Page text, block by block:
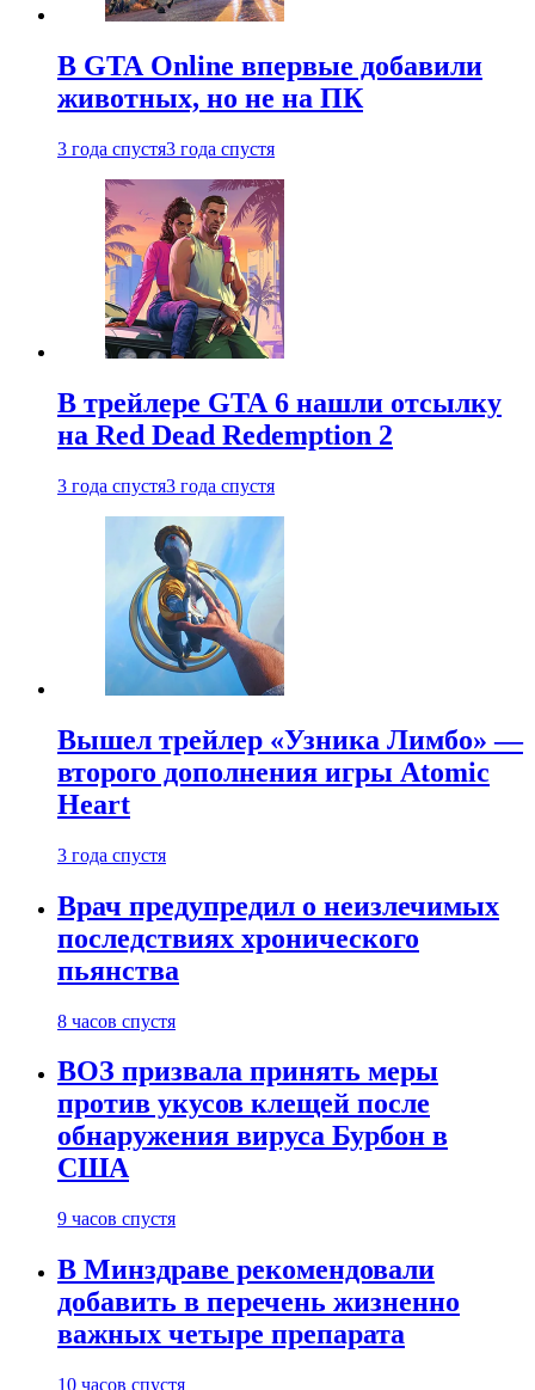
В GTA Online впервые добавили
животных, но не на ПК
3 года спустя3 года спустя
В трейлере GTA 6 нашли отсылку
на Red Dead Redemption 2
3 года спустя3 года спустя
Вышел трейлер «Узника Лимбо» —
второго дополнения игры Atomic
Heart
3 года спустя
Врач предупредил о неизлечимых
последствиях хронического
пьянства
8 часов спустя
ВОЗ призвала принять меры
против укусов клещей после
обнаружения вируса Бурбон в
США
9 часов спустя
В Минздраве рекомендовали
добавить в перечень жизненно
важных четыре препарата
10 часов спустя